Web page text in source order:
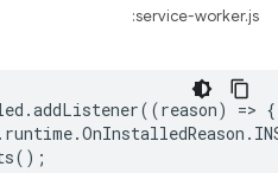
service-worker.js:
.addListener((reason) => {
. runtime.OnInstalledReason .
();